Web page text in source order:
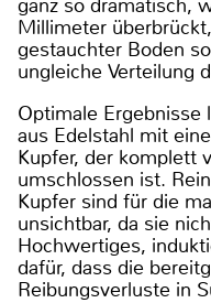
Millimeter
gestauchter Boden
ungleiche Verteilung
Optimale Ergebnisse
aus Edelstahl mit
Kupfer, der komplett
umschlossen ist.
Kupfer sind für die
unsichtbar, da sie
Hochwertiges,
dafür, dass die
Reibungsverluste in